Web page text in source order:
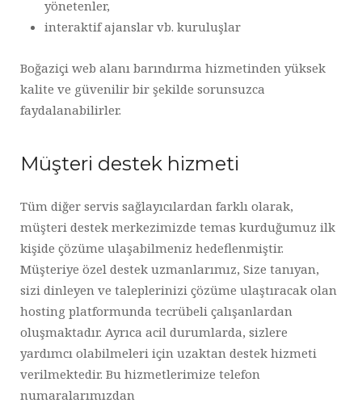
yönetenler,
interaktif ajanslar vb. kuruluşlar
Boğaziçi web alanı barındırma hizmetinden yüksek
kalite ve güvenilir bir şekilde sorunsuzca
faydalanabilirler.
Müşteri destek hizmeti
Tüm diğer servis sağlayıcılardan farklı olarak,
müşteri destek merkezimizde temas kurduğumuz ilk
kişide çözüme ulaşabilmeniz hedeflenmiştir.
Müşteriye özel destek uzmanlarımız, Size tanıyan,
sizi dinleyen ve taleplerinizi çözüme ulaştıracak olan
hosting platformunda tecrübeli çalışanlardan
oluşmaktadır. Ayrıca acil durumlarda, sizlere
yardımcı olabilmeleri için uzaktan destek hizmeti
verilmektedir. Bu hizmetlerimize telefon
numaralarımızdan